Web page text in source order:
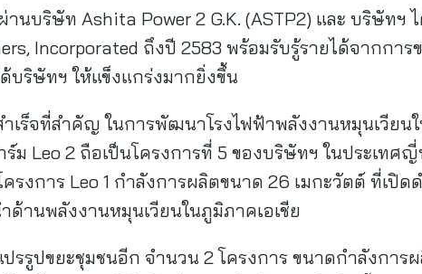
นบริษัท Ashita Power 2 G.K. (ASTP2) และ บริษัทฯ
Incorporated ถึงปี 2583 พร้อมรับรู้รายได้จากการ
บริษัทฯ ให้แข็งแกร่งมากยิ่งขึ้น
เร็จที่สำคัญ ในการพัฒนาโรงไฟฟ้าพลังงานหมุนเวียน
ม Leo 2 ถือเป็นโครงการที่ 5 ของบริษัทฯ ในประเทศ
รงการ Leo 1 กำลังการผลิตขนาด 26 เมกะวัตต์ ที่เปิด
านพลังงานหมุนเวียนในภูมิภาคเอเชีย
รรูปขยะชุมชนอีก จำนวน 2 โครงการ ขนาดกำลังการ